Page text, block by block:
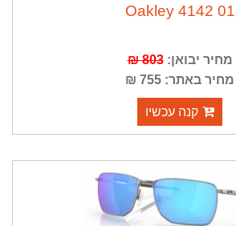
Oakley 4142 01
מחיר יבואן:803 ₪
מחיר באתר: 755 ₪
קנה עכשיו